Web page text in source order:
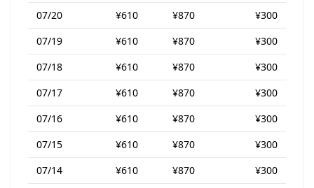
07/20
¥610 ¥870
¥300
07/19
¥610 ¥870
¥300
07/18
¥610 ¥870
¥300
07/17
¥610 ¥870
¥300
07/16
¥610 ¥870
¥300
07/15
¥610 ¥870
¥300
07/14
¥610 ¥870
¥300